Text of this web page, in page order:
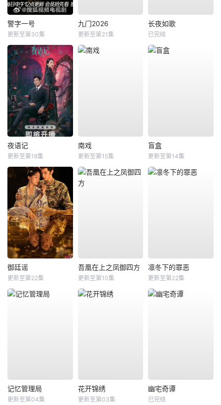
警字一号
更新至第30集
九门2026
更新至第21集
长夜如歌
已完结
夜语记
更新至第18集
南戏
更新至第15集
盲盒
更新至第14集
御廷谣
更新至第22集
吾凰在上之凤御四方
更新至第10集
凛冬下的罪恶
更新至第22集
记忆管理局
更新至第04集
花开锦绣
更新至第03集
幽宅奇谭
已完结